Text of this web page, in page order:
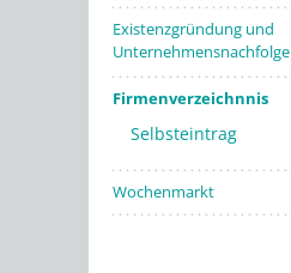
Existenzgründung und
Unternehmensnachfolge
Firmenverzeichnnis
Selbsteintrag
Wochenmarkt